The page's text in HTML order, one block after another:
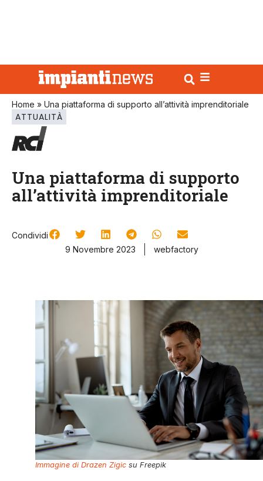
Home » Una piattaforma di supporto all’attività imprenditoriale
ATTUALITÀ
Una piattaforma di supporto
all’attività imprenditoriale
Condividi
9 Novembre 2023
webfactory
Immagine di Drazen Zigic su Freepik